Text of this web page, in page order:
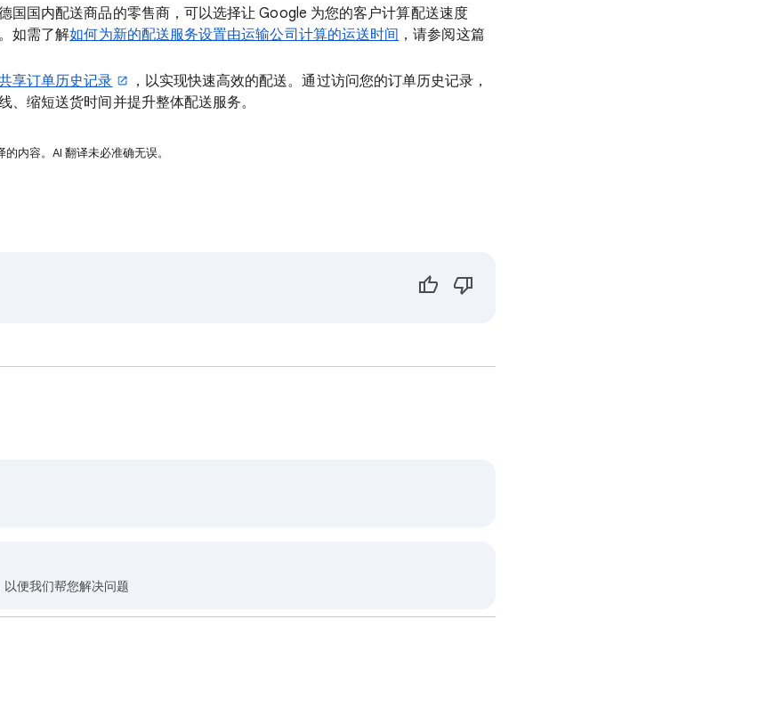
国国内配送商品的零售商，可以选择让 Google 为您的客户计算配送速度
如需了解如何为新的配送服务设置由运输公司计算的运送时间 ，请参阅这篇
享订单历史记录
，以实现快速高效的配送。通过访问您的订单历史记录，
、缩短送货时间并提升整体配送服务。
内容。AI 翻译未必准确无误。
便我们帮您解决问题